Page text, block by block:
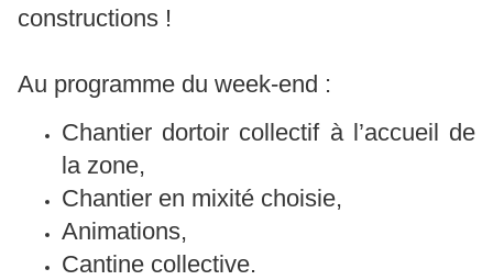
constructions !
Au programme du week-end :
Chantier dortoir collectif à l’accueil de
la zone,
Chantier en mixité choisie,
Animations,
Cantine collective.